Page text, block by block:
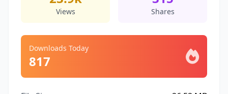
Views Shares
Downloads Today
817